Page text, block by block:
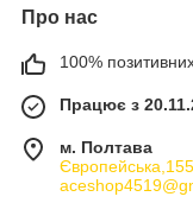
Про нас
100% позитивних
Працює з
м. Полтава